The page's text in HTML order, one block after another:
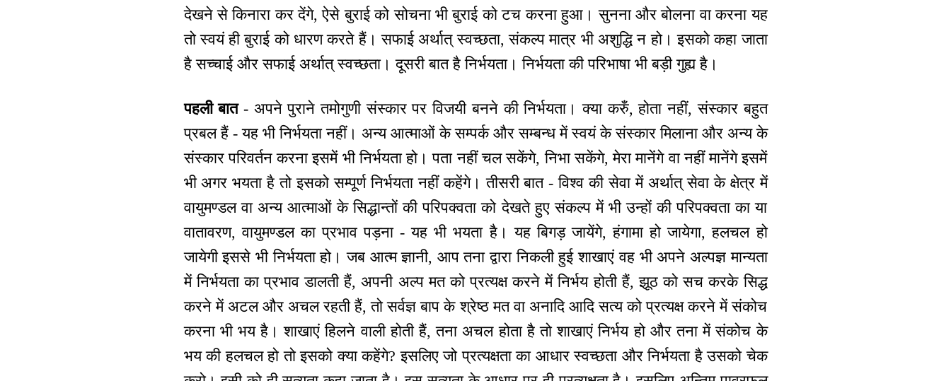
देखने से किनारा कर देंगे, ऐसे बुराई को सोचना भी बुराई को टच करना हुआ। सुनना और बोलना वा करना यह
तो स्वयं ही बुराई को धारण करते हैं। सफाई अर्थात् स्वच्छता, संकल्प मात्र भी अशुद्धि न हो। इसको कहा जाता
है सच्चाई और सफाई अर्थात् स्वच्छता। दूसरी बात है निर्भयता। निर्भयता की परिभाषा भी बड़ी गुह्य है।
पहली बात- अपने पुराने तमोगुणी संस्कार पर विजयी बनने की निर्भयता। क्या करुँ, होता नहीं, संस्कार बहुत
प्रबल हैं - यह भी निर्भयता नहीं। अन्य आत्माओं के सम्पर्क और सम्बन्ध में स्वयं के संस्कार मिलाना और अन्य के
संस्कार परिवर्तन करना इसमें भी निर्भयता हो। पता नहीं चल सकेंगे, निभा सकेंगे, मेरा मानेंगे वा नहीं मानेंगे इसमें
भी अगर भयता है तो इसको सम्पूर्ण निर्भयता नहीं कहेंगे। तीसरी बात - विश्व की सेवा में अर्थात् सेवा के क्षेत्र में
वायुमण्डल वा अन्य आत्माओं के सिद्धान्तों की परिपक्वता को देखते हुए संकल्प में भी उन्हों की परिपक्वता का या
वातावरण, वायुमण्डल का प्रभाव पड़ना - यह भी भयता है। यह बिगड़ जायेंगे, हंगामा हो जायेगा, हलचल हो
जायेगी इससे भी निर्भयता हो। जब आत्म ज्ञानी, आप तना द्वारा निकली हुई शाखाएं वह भी अपने अल्पज्ञ मान्यता
में निर्भयता का प्रभाव डालती हैं, अपनी अल्प मत को प्रत्यक्ष करने में निर्भय होती हैं, झूठ को सच करके सिद्ध
करने में अटल और अचल रहती हैं, तो सर्वज्ञ बाप के श्रेष्ठ मत वा अनादि आदि सत्य को प्रत्यक्ष करने में संकोच
करना भी भय है। शाखाएं हिलने वाली होती हैं, तना अचल होता है तो शाखाएं निर्भय हो और तना में संकोच के
भय की हलचल हो तो इसको क्या कहेंगे? इसलिए जो प्रत्यक्षता का आधार स्वच्छता और निर्भयता है उसको चेक